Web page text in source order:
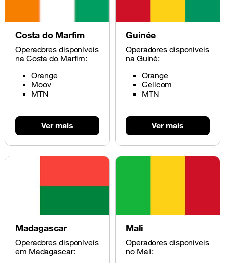
Costa do Marfim
Operadores disponíveis
na Costa do Marfim:
Orange
Moov
MTN
Ver mais
Guinée
Operadores disponíveis
na Guiné:
Orange
Cellcom
MTN
Ver mais
Madagascar
Operadores disponíveis
em Madagascar:
Mali
Operadores disponíveis
no Mali: